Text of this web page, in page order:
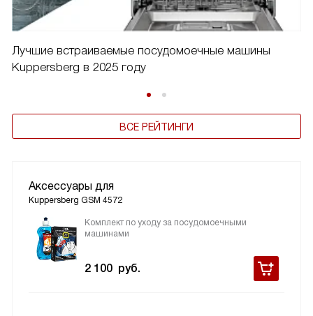
Лучшие встраиваемые посудомоечные машины
Kuppersberg в 2025 году
ВСЕ РЕЙТИНГИ
Аксессуары для
Kuppersberg GSM 4572
Комплект по уходу за посудомоечными
машинами
2 100 руб.